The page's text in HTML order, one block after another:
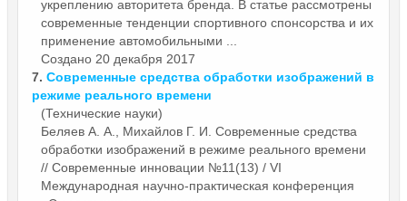
укреплению авторитета бренда. В статье рассмотрены
современные тенденции спортивного спонсорства и их
применение автомобильными ...
Создано 20 декабря 2017
7. Современные средства обработки изображений в
режиме реального времени
(Технические науки)
Беляев А. А., Михайлов Г. И. Современные средства
обработки изображений в режиме реального времени
// Современные инновации №11(13) / VI
Международная научно-практическая конференция